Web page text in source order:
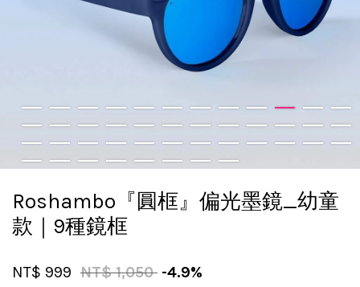
Roshambo『圓框』偏光墨鏡_幼童
款｜9種鏡框
NT$ 999 NT$ 1,050 -4.9%